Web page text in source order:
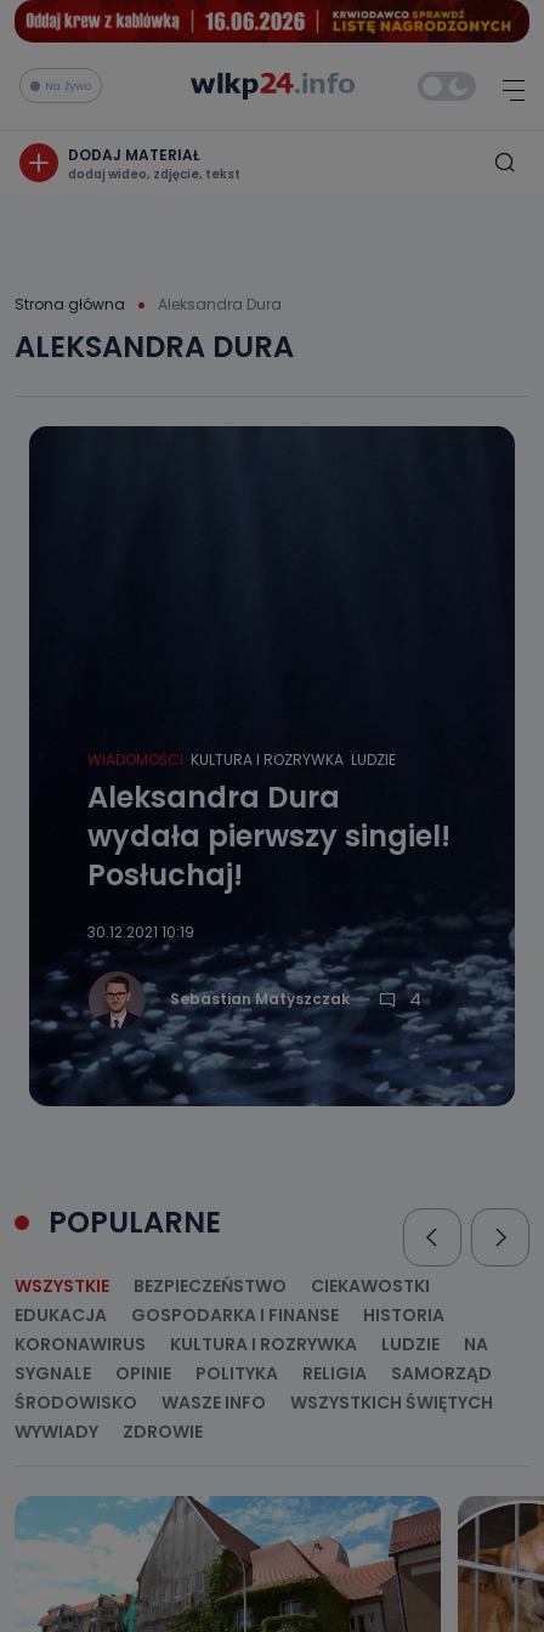
Na żywo
DODAJ MATERIAŁ
dodaj wideo, zdjęcie, tekst
Strona główna Aleksandra Dura
ALEKSANDRA DURA
WIADOMOŚCI KULTURA I ROZRYWKA LUDZIE
Aleksandra Dura
wydała pierwszy singiel!
Posłuchaj!
30.12.2021 10:19
Sebastian Matyszczak 4
POPULARNE
WSZYSTKIE BEZPIECZEŃSTWO
CIEKAWOSTKI
EDUKACJA
GOSPODARKA I FINANSE
HISTORIA
KORONAWIRUS
KULTURA I ROZRYWKA LUDZIE
NA
SYGNALE
OPINIE POLITYKA RELIGIA
SAMORZĄD
ŚRODOWISKO
WASZE INFO
WSZYSTKICH ŚWIĘTYCH
WYWIADY
ZDROWIE